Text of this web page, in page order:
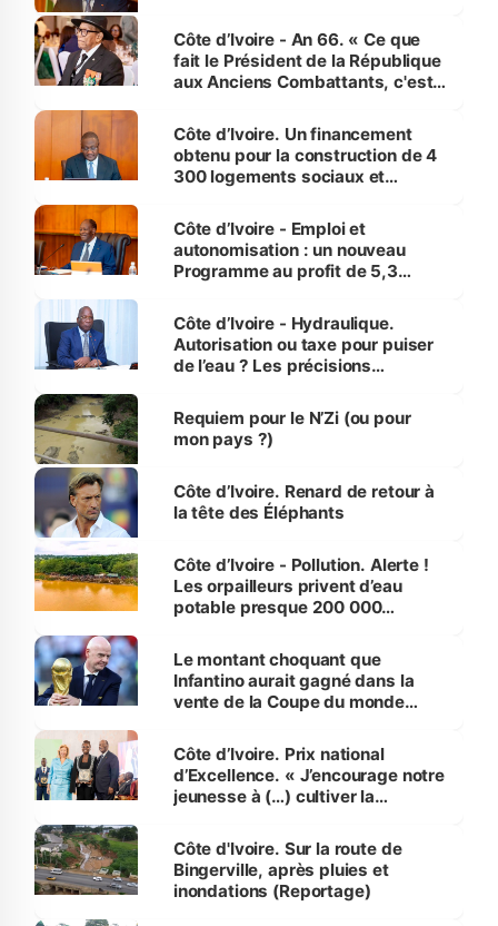
Côte d’Ivoire - An 66. « Ce que
fait le Président de la République
aux Anciens Combattants, c'est
Côte d’Ivoire. Un financement
obtenu pour la construction de 4
300 logements sociaux et
et Yamoussoukro
Côte d’Ivoire - Emploi et
autonomisation : un nouveau
Programme au profit de 5,3
Côte d’Ivoire - Hydraulique.
Autorisation ou taxe pour puiser
de l’eau ? Les précisions
Requiem pour le N’Zi (ou pour
mon pays ?)
Côte d’Ivoire. Renard de retour à
la tête des Éléphants
Côte d’Ivoire - Pollution. Alerte !
Les orpailleurs privent d’eau
potable presque 200 000
Le montant choquant que
Infantino aurait gagné dans la
vente de la Coupe du monde
Côte d’Ivoire. Prix national
d’Excellence. « J’encourage notre
jeunesse à (…) cultiver la
(Alassane Ouattara
Côte d'Ivoire. Sur la route de
Bingerville, après pluies et
inondations (Reportage)